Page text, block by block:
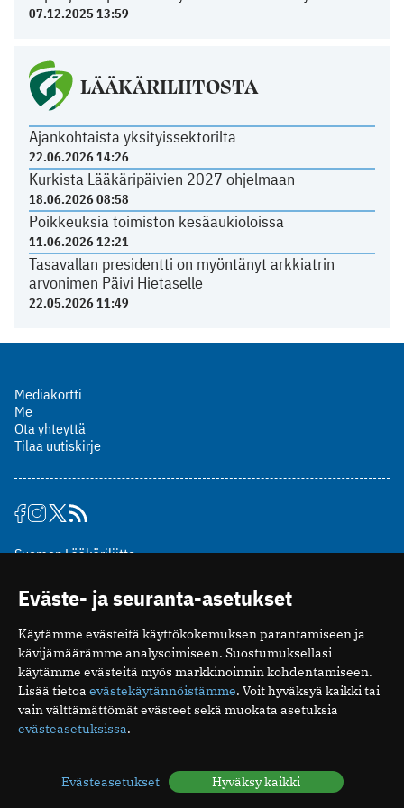
07.12.2025 13:59
LÄÄKÄRILIITOSTA
Ajankohtaista yksityissektorilta
22.06.2026 14:26
Kurkista Lääkäripäivien 2027 ohjelmaan
18.06.2026 08:58
Poikkeuksia toimiston kesäaukioloissa
11.06.2026 12:21
Tasavallan presidentti on myöntänyt arkkiatrin
arvonimen Päivi Hietaselle
22.05.2026 11:49
Mediakortti
Me
Ota yhteyttä
Tilaa uutiskirje
Suomen Lääkäriliitto
00510 Helsinki
puh. (09) 393 091
toimitus@potilaanlaakarilehti.fi
ISSN 2323-9476
Eväste- ja seuranta-asetukset
Käytämme evästeitä käyttökokemuksen parantamiseen ja
kävijämäärämme analysoimiseen. Suostumuksellasi
käytämme evästeitä myös markkinoinnin kohdentamiseen.
Lisää tietoa evästekäytännöistämme. Voit hyväksyä kaikki tai
vain välttämättömät evästeet sekä muokata asetuksia
evästeasetuksissa.
Evästeasetukset Hyväksy kaikki